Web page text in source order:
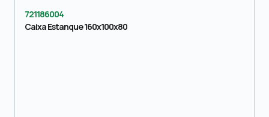
721186004
Caixa Estanque 160x100x80